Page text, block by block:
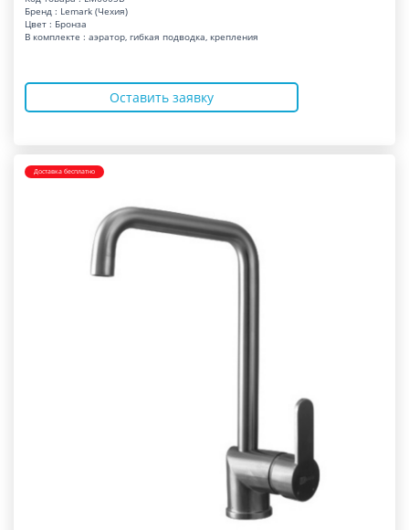
Бренд : Lemark (Чехия)
Цвет : Бронза
В комплекте : аэратор, гибкая подводка, крепления
Оставить заявку
Доставка бесплатно